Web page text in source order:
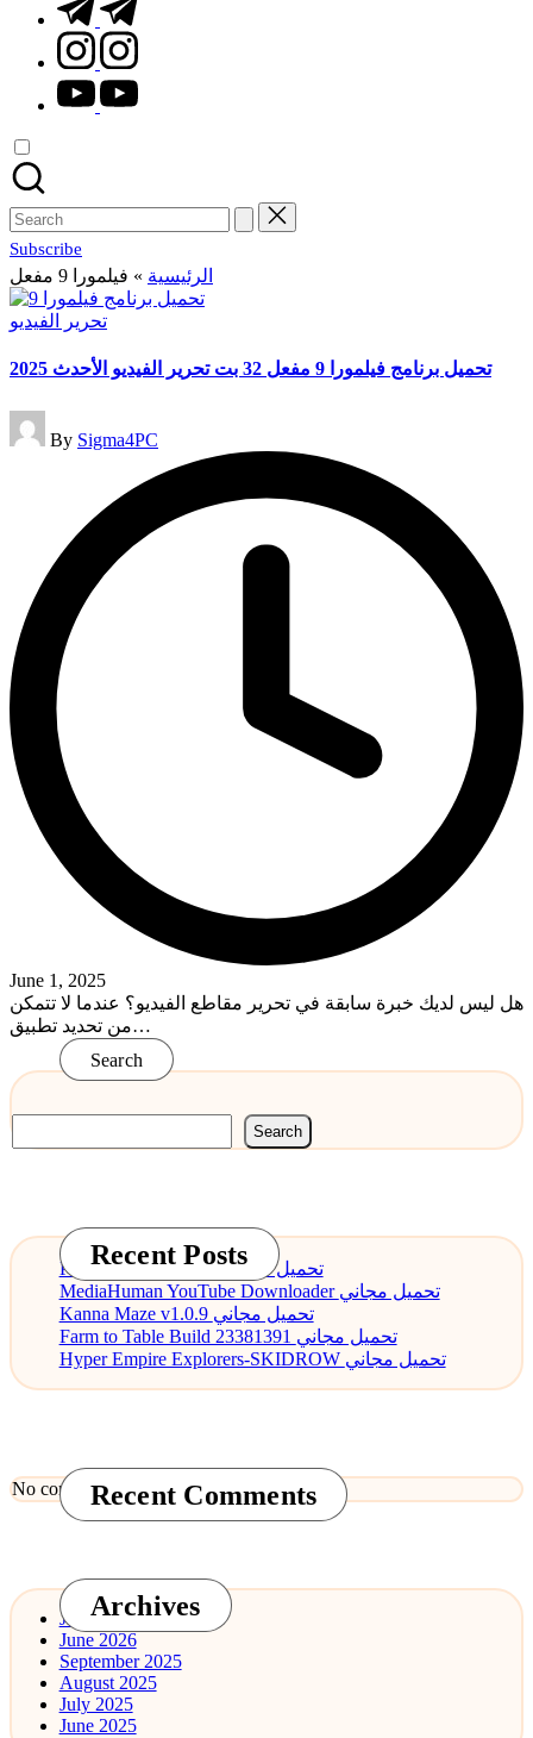
instagram.com
youtube.com
Search
for:
Subscribe
الرئيسية » فيلمورا 9 مفعل
Posted
تحرير الفيديو
تحميل برنامج فيلمورا 9 مفعل 32 بت تحرير الفيديو الأحدث 2025
Posted
by
By Sigma4PC
June 1, 2025
هل ليس لديك خبرة سابقة في تحرير مقاطع الفيديو؟ عندما لا تتمكن
من تحديد تطبيق…
Read More
Search
Search
Recent PostsPDF Annotator 9.0.0 تحميل مجاني
MediaHuman YouTube Downloader تحميل مجاني
Kanna Maze v1.0.9 تحميل مجاني
Farm to Table Build 23381391 تحميل مجاني
Hyper Empire Explorers-SKIDROW تحميل مجاني
Recent Comments
No comments to show.
Archives
July 2026
June 2026
September 2025
August 2025
July 2025
June 2025